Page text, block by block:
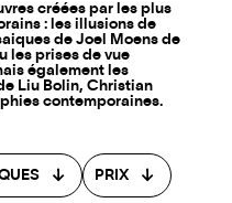
créées par les plus
: les illusions de
de Joel Moens de
les prises de vue
également les
Liu Bolin, Christian
contemporaines.
PRIX